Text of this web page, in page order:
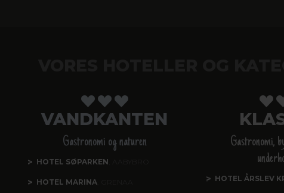
VANDKANTEN
Gastronomi og naturen
HOTEL SØPARKEN
HOTEL MARINA, GRENAA
Gastronomi,
HOTEL ÅRSLEV